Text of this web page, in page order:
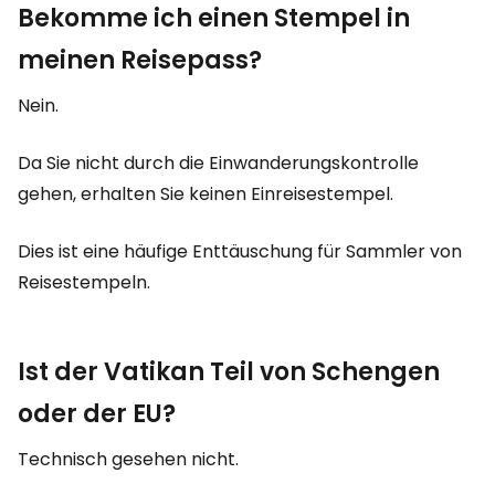
Bekomme ich einen Stempel in
meinen Reisepass?
Nein.
Da Sie nicht durch die Einwanderungskontrolle
gehen, erhalten Sie keinen Einreisestempel.
Dies ist eine häufige Enttäuschung für Sammler von
Reisestempeln.
Ist der Vatikan Teil von Schengen
oder der EU?
Technisch gesehen nicht.